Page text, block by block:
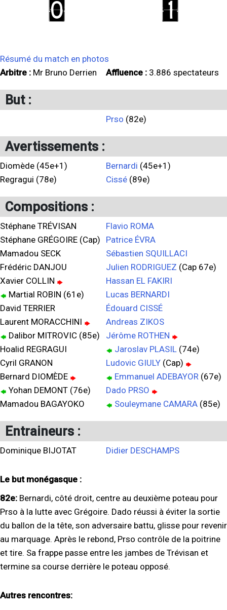
0 1
Résumé du match en photos
Arbitre : Mr Bruno Derrien Affluence : 3.886 spectateurs
But :
Prso (82e)
Avertissements :
Diomède (45e+1)
Regragui (78e)
Bernardi (45e+1)
Cissé (89e)
Compositions :
Stéphane TRÉVISAN
Stéphane GRÉGOIRE (Cap)
Mamadou SECK
Frédéric DANJOU
Xavier COLLIN
Martial ROBIN (61e)
David TERRIER
Laurent MORACCHINI
Dalibor MITROVIC (85e)
Hoalid REGRAGUI
Cyril GRANON
Bernard DIOMÈDE
Yohan DEMONT (76e)
Mamadou BAGAYOKO
Flavio ROMA
Patrice ÉVRA
Sébastien SQUILLACI
Julien RODRIGUEZ (Cap 67e)
Hassan EL FAKIRI
Lucas BERNARDI
Édouard CISSÉ
Andreas ZIKOS
Jérôme ROTHEN
Jaroslav PLASIL (74e)
Ludovic GIULY (Cap)
Emmanuel ADEBAYOR (67e)
Dado PRSO
Souleymane CAMARA (85e)
Entraineurs :
Dominique BIJOTAT Didier DESCHAMPS
Le but monégasque :
82e: Bernardi, côté droit, centre au deuxième poteau pour
Prso à la lutte avec Grégoire. Dado réussi à éviter la sortie
du ballon de la tête, son adversaire battu, glisse pour revenir
au marquage. Après le rebond, Prso contrôle de la poitrine
et tire. Sa frappe passe entre les jambes de Trévisan et
termine sa course derrière le poteau opposé.
Autres rencontres: